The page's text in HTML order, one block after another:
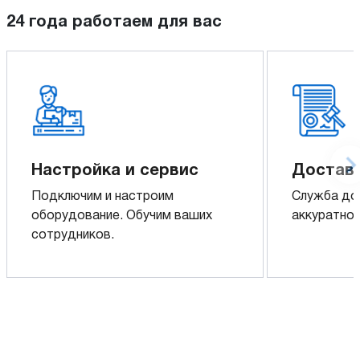
24 года работаем для вас
Настройка и сервис
Подключим и настроим
оборудование. Обучим ваших
сотрудников.
Служба
аккуратно